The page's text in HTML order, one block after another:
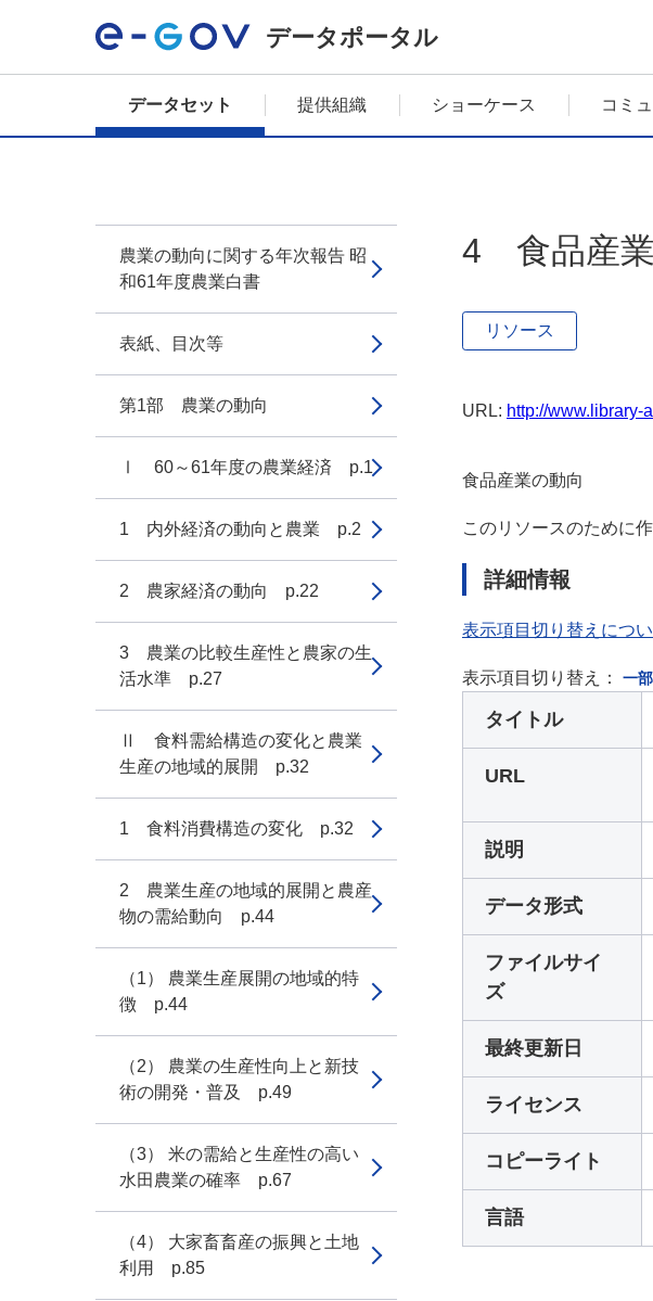
データポータル
データセット 提供組織 ショーケース コミ
農業の動向に関する年次報告 昭
和61年度農業白書
表紙、目次等
第1部 農業の動向
Ⅰ 60～61年度の農業経済 p.1
1 内外経済の動向と農業 p.2
2 農家経済の動向 p.22
3 農業の比較生産性と農家の生
活水準 p.27
Ⅱ 食料需給構造の変化と農業
生産の地域的展開 p.32
1 食料消費構造の変化 p.32
2 農業生産の地域的展開と農産
物の需給動向 p.44
（1） 農業生産展開の地域的特
徴 p.44
（2） 農業の生産性向上と新技
術の開発・普及 p.49
（3） 米の需給と生産性の高い
水田農業の確率 p.67
（4） 大家畜畜産の振興と土地
利用 p.85
4 食品産
リソース
URL: http://www.library-
食品産業の動向
このリソースのために
詳細情報
表示項目切り替えにつ
表示項目切り替え： 一
タイトル
URL
説明
データ形式
ファイルサイ
ズ
最終更新日
ライセンス
コピーライト
言語